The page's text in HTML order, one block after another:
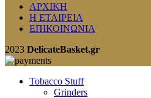
ΑΡΧΙΚΗ
Η ΕΤΑΙΡΕΙΑ
ΕΠΙΚΟΙΝΩΝΙΑ
2023 DelicateBasket.gr
Tobacco Stuff
Grinders